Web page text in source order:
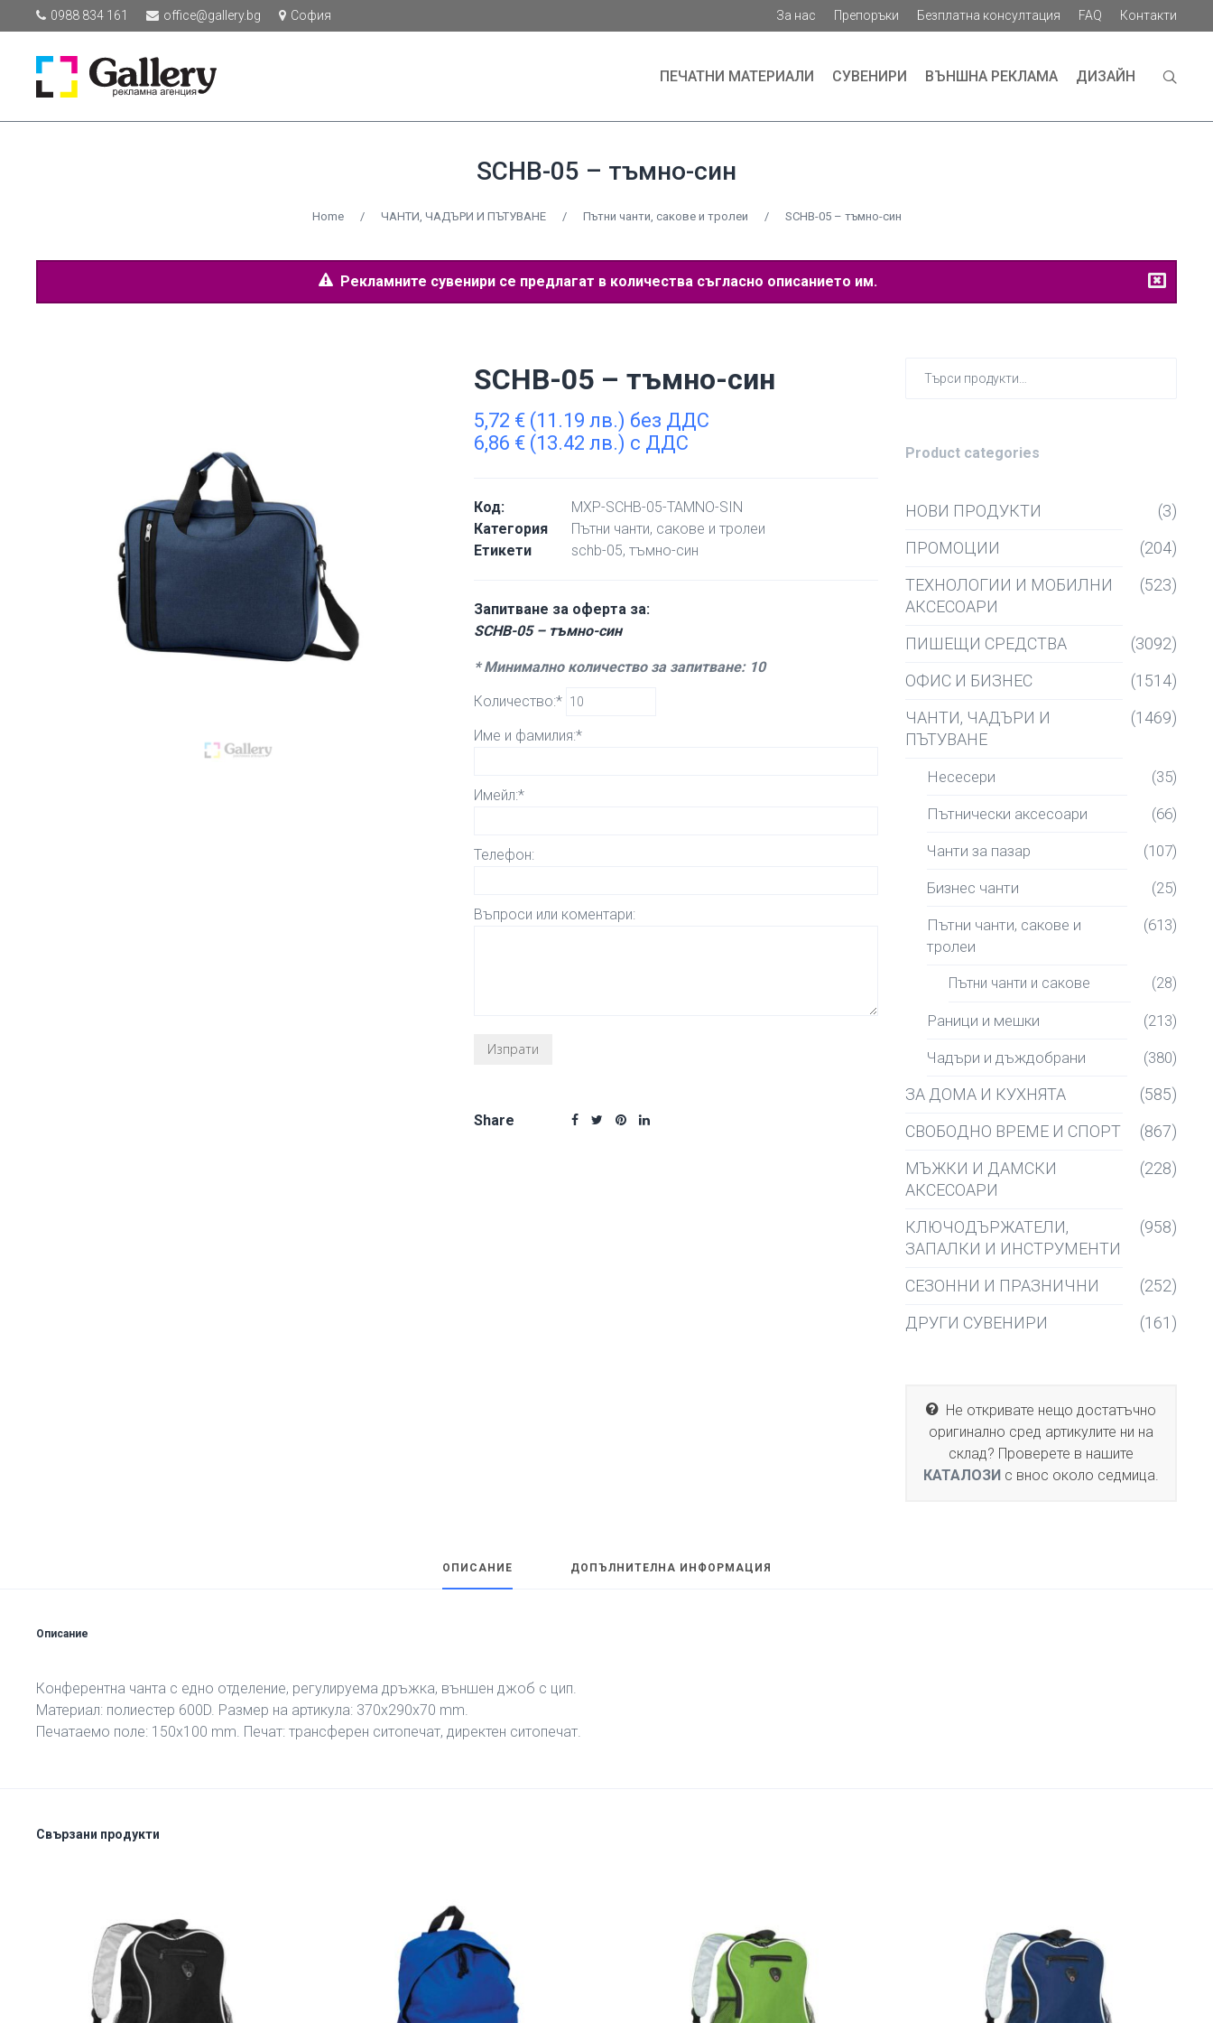
0988 834 161 office@gallery.bg София За нас Препоръки Безплатна консултация FAQ Контакти
ПЕЧАТНИ МАТЕРИАЛИ СУВЕНИРИ ВЪНШНА РЕКЛАМА ДИЗАЙН
SCHB-05 – тъмно-син
Home / ЧАНТИ, ЧАДЪРИ И ПЪТУВАНЕ / Пътни чанти, сакове и тролеи / SCHB-05 – тъмно-син
Рекламните сувенири се предлагат в количества съгласно описанието им.
SCHB-05 – тъмно-син
5,72 € (11.19 лв.) без ДДС
6,86 € (13.42 лв.) с ДДС
Код:
MXP-SCHB-05-TAMNO-SIN
Категория
Пътни чанти, сакове и тролеи
Етикети
schb-05,тъмно-син
Запитване за оферта за:
SCHB-05 – тъмно-син
* Минимално количество за запитване: 10
Количество:*
Име и фамилия:*
Имейл:*
Телефон:
Въпроси или коментари:
Share
Product categories
НОВИ ПРОДУКТИ
(3)
ПРОМОЦИИ
(204)
ТЕХНОЛОГИИ И МОБИЛНИ
АКСЕСОАРИ
(523)
ПИШЕЩИ СРЕДСТВА
(3092)
ОФИС И БИЗНЕС
(1514)
ЧАНТИ, ЧАДЪРИ И
ПЪТУВАНЕ
(1469)
Несесери (35)
Пътнически аксесоари (66)
Чанти за пазар (107)
Бизнес чанти (25)
Пътни чанти, сакове и
тролеи
(613)
Пътни чанти и сакове (28)
Раници и мешки (213)
Чадъри и дъждобрани (380)
ЗА ДОМА И КУХНЯТА
(585)
СВОБОДНО ВРЕМЕ И СПОРТ
(867)
МЪЖКИ И ДАМСКИ
АКСЕСОАРИ
(228)
КЛЮЧОДЪРЖАТЕЛИ,
ЗАПАЛКИ И ИНСТРУМЕНТИ
(958)
СЕЗОННИ И ПРАЗНИЧНИ
(252)
ДРУГИ СУВЕНИРИ
(161)
Не откривате нещо достатъчно
оригинално сред артикулите ни на
склад? Проверете в нашите
КАТАЛОЗИ с внос около седмица.
ОПИСАНИЕ ДОПЪЛНИТЕЛНА ИНФОРМАЦИЯ
Описание
Конферентна чанта с едно отделение, регулируема дръжка, външен джоб с цип.
Материал: полиестер 600D. Размер на артикула: 370х290х70 mm.
Печатаемо поле: 150х100 mm. Печат: трансферен ситопечат, директен ситопечат.
Свързани продукти